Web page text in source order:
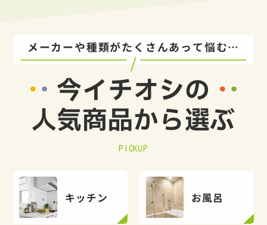
メーカーや種類がたくさんあって悩む…
今イチオシの
人気商品から選ぶ
PICKUP
キッチン お風呂